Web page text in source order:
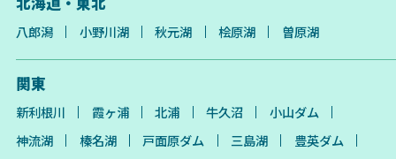
八郎潟 小野川湖 秋元湖 桧原湖 曽原湖
関東
新利根川 霞ヶ浦 北浦 牛久沼
小山ダム
神流湖
榛名湖 戸面原ダム 三島湖
豊英ダム